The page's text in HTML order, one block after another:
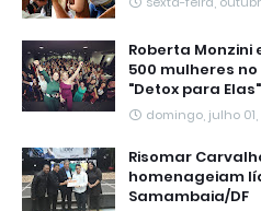
Roberta Monzini
500 mulheres
"Detox para Elas"
domingo, julho 01,
Risomar
homenageiam
Samambaia/DF